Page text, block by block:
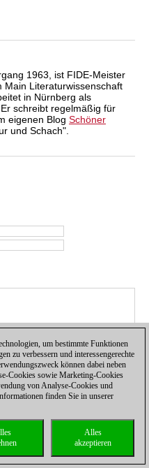
1963, ist FIDE-Meister
Main Literaturwissenschaft
in Nürnberg als
schreibt regelmäßig für
eigenen Blog Schöner
und Schach".
| |Lizenzen
|
um bestimmte Funktionen
zu verbessern und interessengerechte
können dabei neben
Cookies sowie Marketing-Cookies
von Analyse-Cookies und
finden Sie in unserer
Alles
akzeptieren